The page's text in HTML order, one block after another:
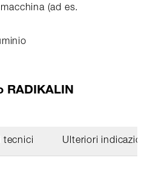
(ad es.
RADIKALIN
tecnici Ulteriori